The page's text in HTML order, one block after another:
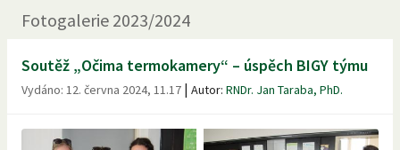
Fotogalerie 2023/2024
Soutěž „Očima termokamery“ – úspěch BIGY týmu
Vydáno: 12. června 2024, 11.17 | Autor: RNDr. Jan Taraba, PhD.